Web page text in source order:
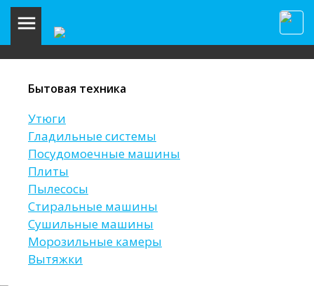
Бытовая техника
Утюги
Гладильные системы
Посудомоечные машины
Плиты
Пылесосы
Стиральные машины
Сушильные машины
Морозильные камеры
Вытяжки